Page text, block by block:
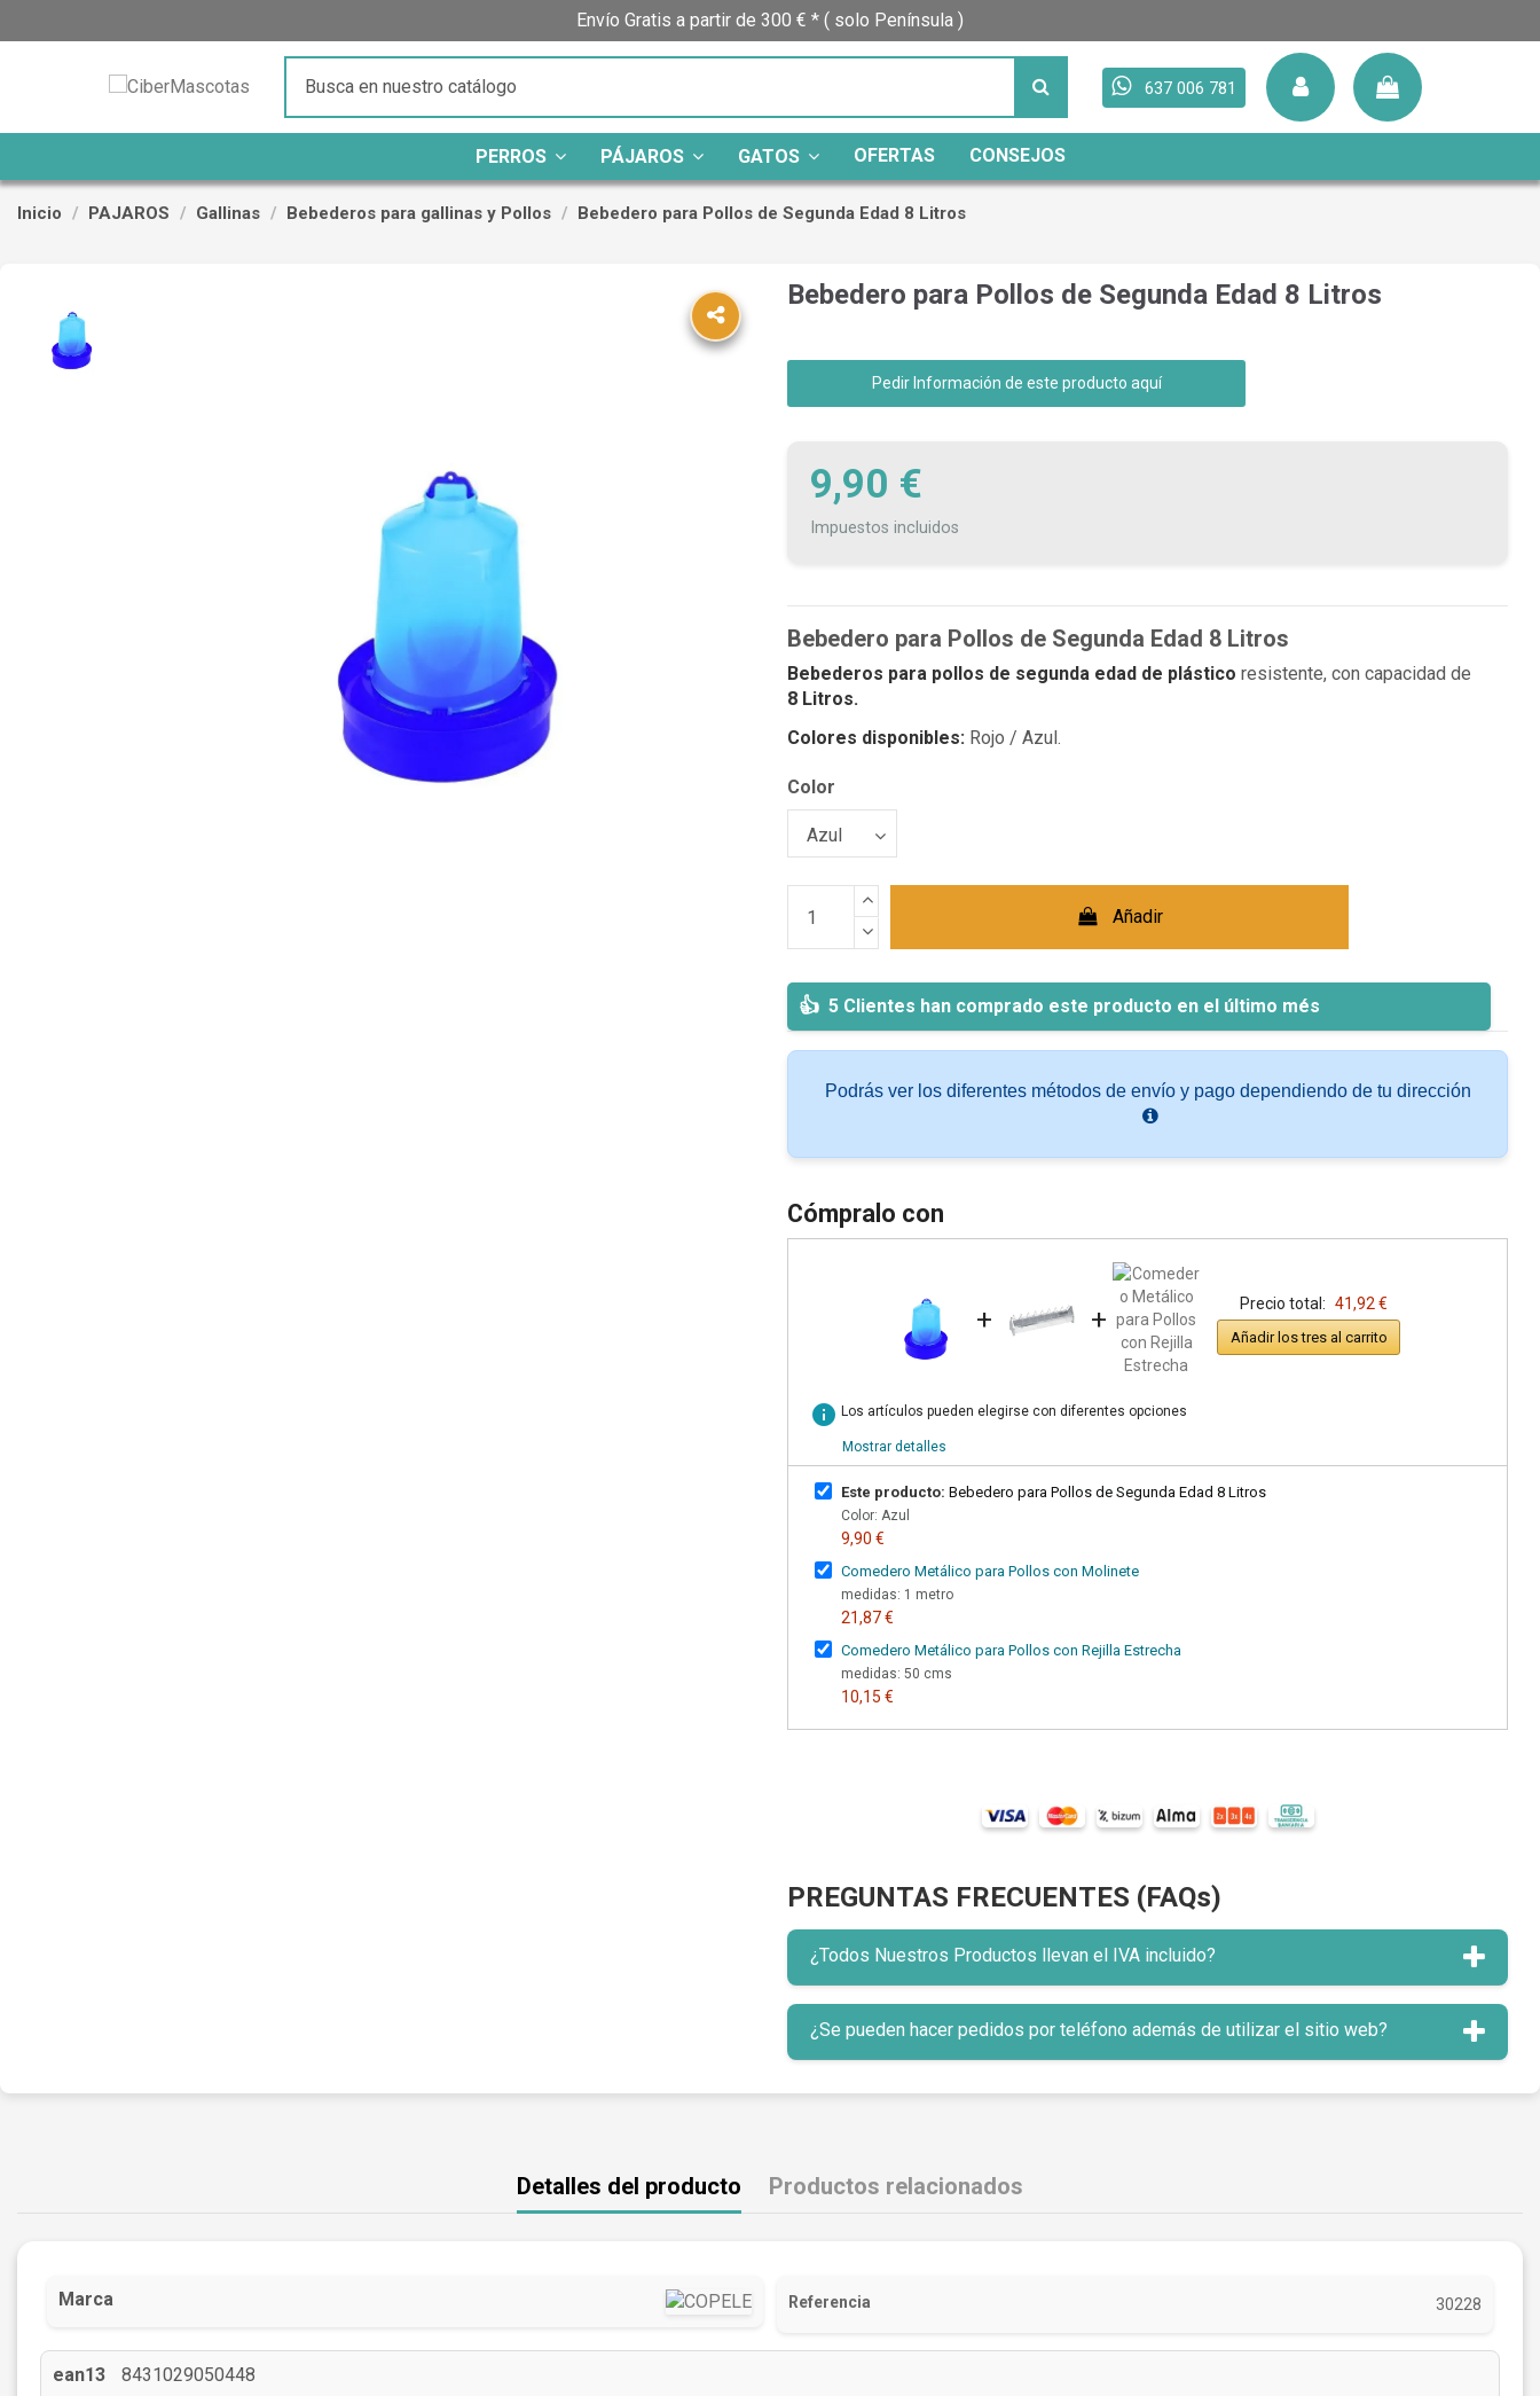
Envío Gratis a partir de 300 € * ( solo Península )
637 006 781
PERROS PÁJAROS GATOS OFERTAS CONSEJOS
Inicio PAJAROS Gallinas Bebederos para gallinas y Pollos Bebedero para Pollos de Segunda Edad 8 Litros
Bebedero para Pollos de Segunda Edad 8 Litros
Pedir Información de este producto aquí
9,90 €
Impuestos incluidos
Bebedero para Pollos de Segunda Edad 8 Litros
Bebederos para pollos de segunda edad de plástico resistente, con capacidad de
8 Litros.
Colores disponibles: Rojo / Azul.
Color
Añadir
5 Clientes han comprado este producto en el último més
Podrás ver los diferentes métodos de envío y pago dependiendo de tu dirección
Cómpralo con
+ + Precio total: 41,92 €
Añadir los tres al carrito
info Los artículos pueden elegirse con diferentes opciones
Mostrar detalles
Este producto: Bebedero para Pollos de Segunda Edad 8 Litros
Color: Azul
9,90 €
Comedero Metálico para Pollos con Molinete
medidas: 1 metro
21,87 €
Comedero Metálico para Pollos con Rejilla Estrecha
medidas: 50 cms
10,15 €
PREGUNTAS FRECUENTES (FAQs)
¿Todos Nuestros Productos llevan el IVA incluido?
¿Se pueden hacer pedidos por teléfono además de utilizar el sitio web?
Detalles del producto Productos relacionados
Marca Referencia 30228
ean13 8431029050448